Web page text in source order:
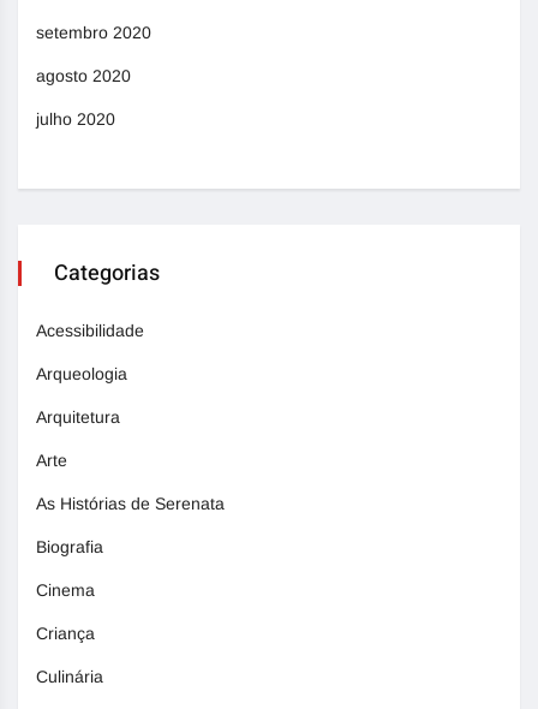
setembro 2020
agosto 2020
julho 2020
Categorias
Acessibilidade
Arqueologia
Arquitetura
Arte
As Histórias de Serenata
Biografia
Cinema
Criança
Culinária